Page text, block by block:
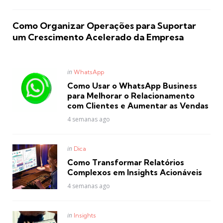
Como Organizar Operações para Suportar
um Crescimento Acelerado da Empresa
Posted
in WhatsApp
Como Usar o WhatsApp Business
para Melhorar o Relacionamento
com Clientes e Aumentar as Vendas
4 semanas ago
Posted
in Dica
Como Transformar Relatórios
Complexos em Insights Acionáveis
4 semanas ago
Posted
in Insights